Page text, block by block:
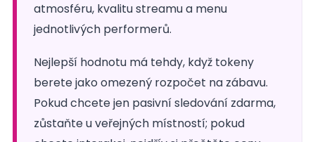
atmosféru, kvalitu streamu a menu
jednotlivých performerů.
Nejlepší hodnotu má tehdy, když tokeny
berete jako omezený rozpočet na zábavu.
Pokud chcete jen pasivní sledování zdarma,
zůstaňte u veřejných místností; pokud